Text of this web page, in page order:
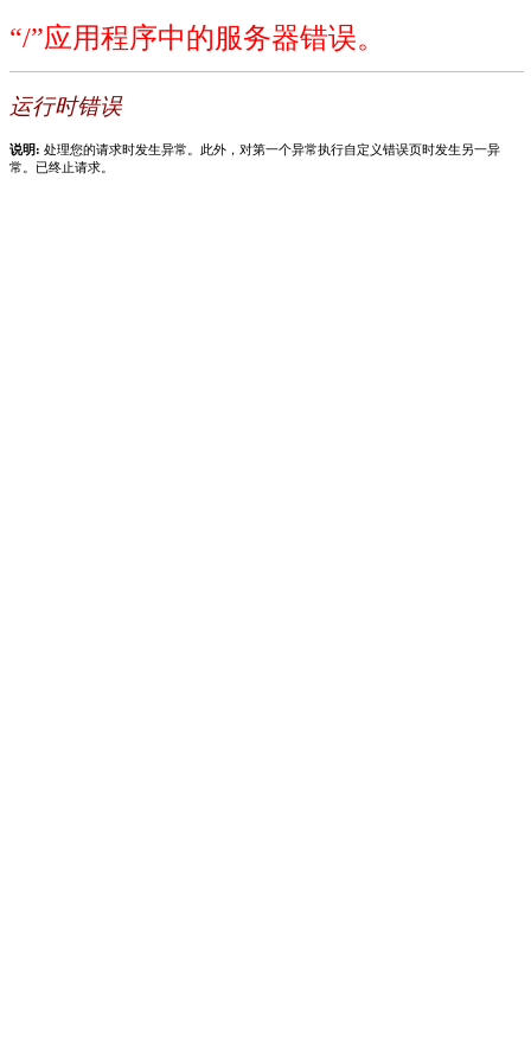
“/”应用程序中的服务器错误。
运行时错误
说明: 处理您的请求时发生异常。此外，对第一个异常执行自定义错误页时发生另一异
常。已终止请求。